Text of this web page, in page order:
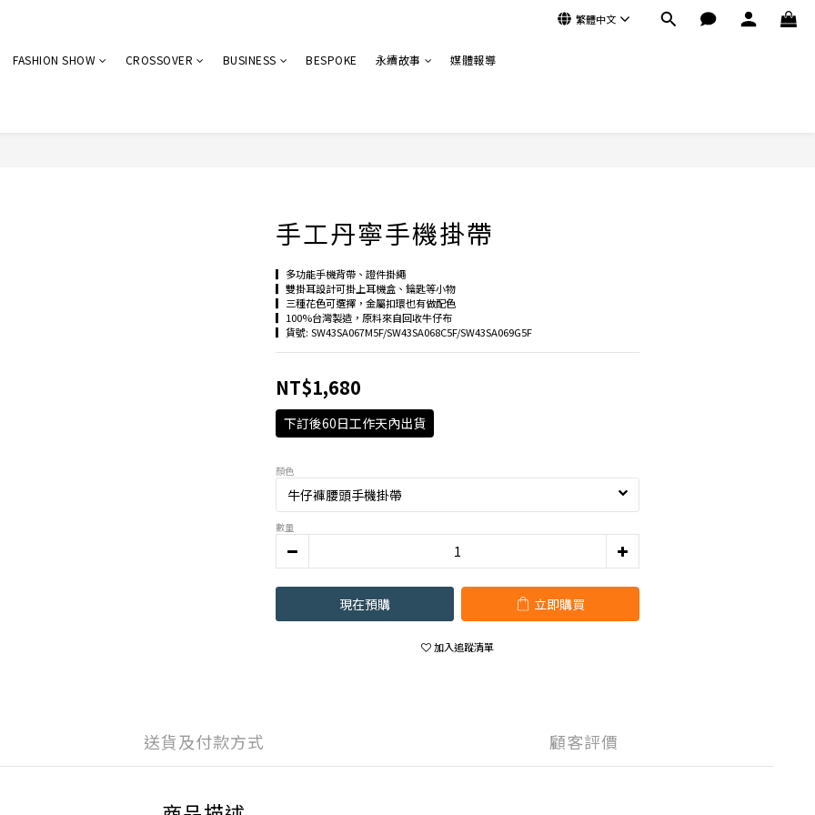
繁體中文
FASHION SHOW CROSSOVER BUSINESS BESPOKE 永續故事 媒體報導
手工丹寧手機掛帶
▎多功能手機背帶、證件掛繩
▎雙掛耳設計可掛上耳機盒、鑰匙等小物
▎三種花色可選擇，金屬扣環也有做配色
▎100%台灣製造，原料來自回收牛仔布
▎貨號: SW43SA067M5F/SW43SA068C5F/SW43SA069G5F
NT$1,680
下訂後60日工作天內出貨
顏色
數量
現在預購 立即購買
加入追蹤清單
送貨及付款方式 顧客評價